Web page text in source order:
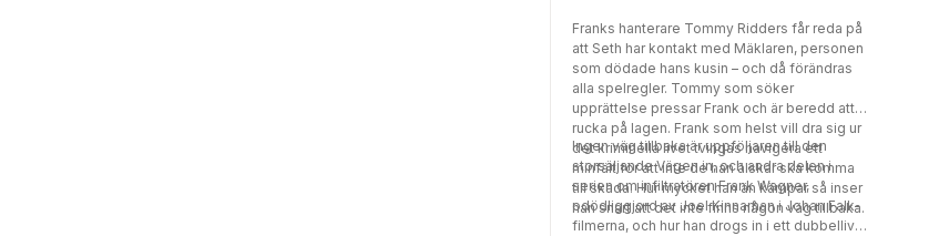
Franks hanterare Tommy Ridders får reda på
att Seth har kontakt med Mäklaren, personen
som dödade hans kusin – och då förändras
alla spelregler. Tommy som söker
upprättelse pressar Frank och är beredd att
rucka på lagen. Frank som helst vill dra sig ur
det kriminella livet tvingas navigera ett
minfält för att inte de han älskar ska komma
till skada. Hur mycket han än kämpar så inser
han snart att det inte finns någon väg tillbaka.
Ingen väg tillbaka är uppföljaren till den
storsäljande Vägen in, och andra delen i
serien om infiltratören Frank Wagner,
odödliggjord av Joel Kinnaman i Johan Falk-
filmerna, och hur han drogs in i ett dubbelliv